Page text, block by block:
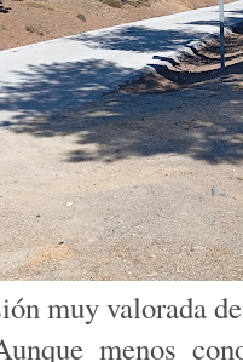
muy valorada
menos